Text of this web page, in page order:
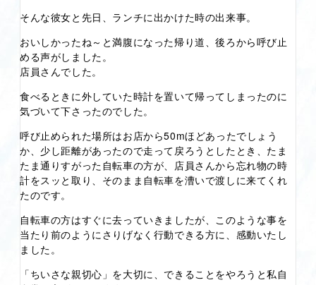
そんな彼女と先日、ランチに出かけた時の出来事。
おいしかったね～と満腹になった帰り道、後ろから呼び止
める声がしました。
店員さんでした。
食べるときに外していた時計を置いて帰ってしまったのに
気づいて下さったのでした。
呼び止められた場所はお店から50mほどあったでしょう
か、少し距離があったので走って戻ろうとしたとき、たま
たま通りすがった自転車の方が、店員さんから忘れ物の時
計をスッと取り、そのまま自転車を漕いで渡しに来てくれ
たのです。
自転車の方はすぐに去っていきましたが、このような事を
当たり前のようにさりげなく行動できる方に、感動いたし
ました。
「ちいさな親切心」を大切に、できることをやろうと私自